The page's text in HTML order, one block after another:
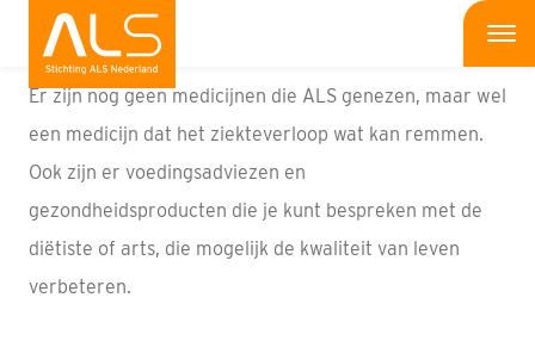
Wat is ALS
Wat kun jij doen
Bedrijven
Onderzoek
Hulpmiddelen
Er zijn nog geen medicijnen die ALS genezen, maar wel
een medicijn dat het ziekteverloop wat kan remmen.
Ook zijn er voedingsadviezen en
gezondheidsproducten die je kunt bespreken met de
diëtiste of arts, die mogelijk de kwaliteit van leven
verbeteren.